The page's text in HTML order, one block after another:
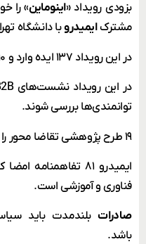
بزودی رویداد«اینوماین»را
مشترکایمیدروبا دانشگاه
در این رویداد ۱۳۷ ایده وارد و ۱۰ ایده برگزیده شده است.
توانمندی‌ها بررسی شوند.
۱۹ طرح پژوهشی تقاضا محور را قرارداد بسته‌ایم.
ایمیدرو ۸۱
فناوری و آموزشی است.
صادراتبلندمدت باید
باشد.